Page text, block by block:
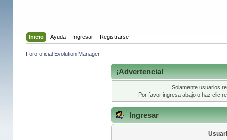
Inicio Ayuda Ingresar Registrarse
Foro oficial Evolution Manager
¡Advertencia!
Solamente usuarios
Por favor ingresa abajo o haz clic
Ingresar